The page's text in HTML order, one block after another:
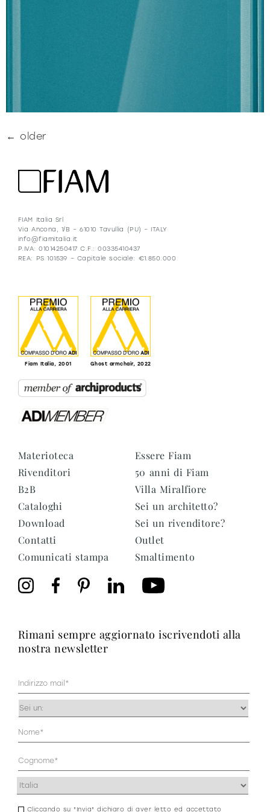
← older
FIAM Italia Srl
Via Ancona, 1/B – 61010 Tavullia (PU) – ITALY
info@fiamitalia.it
P.IVA: 01014250417 C.F.: 00335410437
REA: PS 101539 – Capitale sociale: €1.850.000
Fiam Italia, 2001 Ghost armchair, 2022
Materioteca
Rivenditori
B2B
Cataloghi
Download
Contatti
Comunicati stampa
Essere Fiam
50 anni di Fiam
Villa Miralfiore
Sei un architetto?
Sei un rivenditore?
Outlet
Smaltimento
rimani sempre aggiornato iscrivendoti alla
nostra newsletter
Mail
(Obbligatorio)
Occupazione
(Obbligatorio)
Anagrafica
(Obbligatorio)
Indirizzo
Cliccando su "Invia" dichiaro di aver letto ed accettato